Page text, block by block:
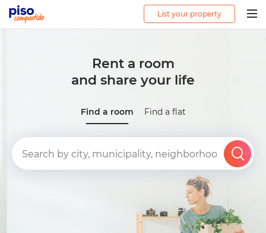
List your property
Rent a room
and share your life
Find a room Find a flat